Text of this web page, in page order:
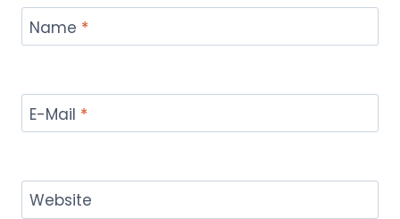
Name *
E-Mail *
Website